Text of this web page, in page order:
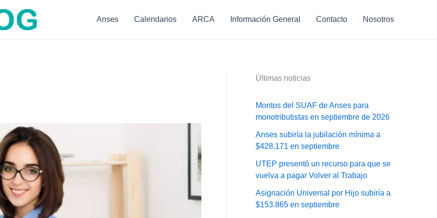
Anses Calendarios ARCA Información General Contacto Nosotros
Últimas noticias
Montos del SUAF de Anses para
monotributistas en septiembre de 2026
Anses subiría la jubilación mínima a
$428.171 en septiembre
UTEP presentó un recurso para que se
vuelva a pagar Volver al Trabajo
Asignación Universal por Hijo subiría a
$153.865 en septiembre